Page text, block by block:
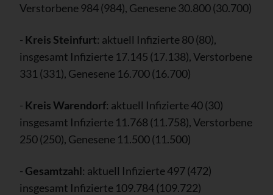
Verstorbene 984 (984), Genesene 30.800 (30.700)
- Kreis Steinfurt: aktuell Infizierte 80 (80),
insgesamt Infizierte 17.145 (17.138), Verstorbene
331 (331), Genesene 16.700 (16.700)
- Kreis Warendorf: aktuell Infizierte 40 (30)
insgesamt Infizierte 11.768 (11.758), Verstorbene
250 (250), Genesene 11.500 (11.500)
- Gesamtzahl: aktuell Infizierte 497 (472)
insgesamt Infizierte 109.784 (109.722)